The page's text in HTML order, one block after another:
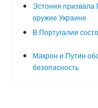
Эстония призвала
оружие Украине
В Португалии
Макрон и Путин
безопасность